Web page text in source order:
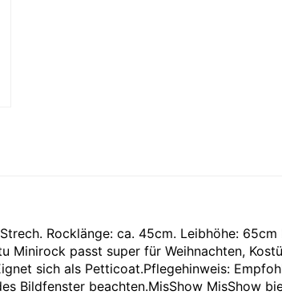
Rocklänge: ca. 45cm. Leibhöhe: 65cm
Minirock passt super für Weihnachten,
sich als Petticoat.Pflegehinweis:
Bildfenster beachten.MisShow MisShow